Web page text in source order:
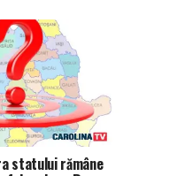
statului rămâne